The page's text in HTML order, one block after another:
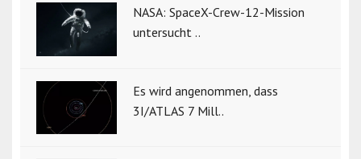
NASA: SpaceX-Crew-12-Mission
untersucht ..
Es wird angenommen, dass
3I/ATLAS 7 Mill..